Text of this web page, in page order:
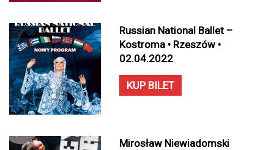
Russian National Ballet –
Kostroma • Rzeszów •
02.04.2022
KUP BILET
Mirosław Niewiadomski